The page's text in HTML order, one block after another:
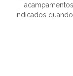
indicados